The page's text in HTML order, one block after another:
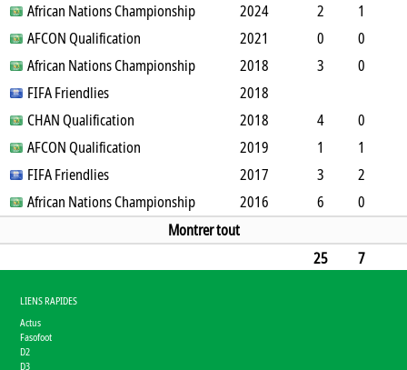
SO
B B A CJ CR Min
African Nations Championship 2024 2
1
1
3 0 57
AFCON Qualification 2021 0
0
0
2 0 0 0 0
African Nations Championship 2018 3
0
0
0 1 0
FIFA Friendlies
2018
CHAN Qualification
2018 4
0
0
0 2 0 360
AFCON Qualification 2019 1
1
0
1 0 0
FIFA Friendlies 2017 3
2
0
2 0 0 0 131
African Nations Championship 2016 6
0
1 0
Montrer tout
25
7
LIENS RAPIDES
Actus
Fasofoot
D2
D3